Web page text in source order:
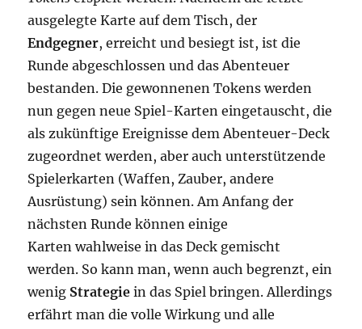
ausgelegte Karte auf dem Tisch, der
Endgegner, erreicht und besiegt ist, ist die
Runde abgeschlossen und das Abenteuer
bestanden. Die gewonnenen Tokens werden
nun gegen neue Spiel-Karten eingetauscht, die
als zukünftige Ereignisse dem Abenteuer-Deck
zugeordnet werden, aber auch unterstützende
Spielerkarten (Waffen, Zauber, andere
Ausrüstung) sein können. Am Anfang der
nächsten Runde können einige
Karten wahlweise in das Deck gemischt
werden. So kann man, wenn auch begrenzt, ein
wenig Strategie in das Spiel bringen. Allerdings
erfährt man die volle Wirkung und alle